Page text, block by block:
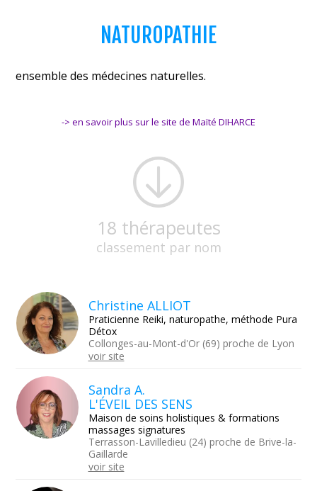
NATUROPATHIE
ensemble des médecines naturelles.
-> en savoir plus sur le site de Maïté DIHARCE
18 thérapeutes
classement par nom
Christine ALLIOT
Praticienne Reiki, naturopathe, méthode Pura
Détox
Collonges-au-Mont-d'Or (69) proche de Lyon
voir site
Sandra A.
L'ÉVEIL DES SENS
Maison de soins holistiques & formations
massages signatures
Terrasson-Lavilledieu (24) proche de Brive-la-
Gaillarde
voir site